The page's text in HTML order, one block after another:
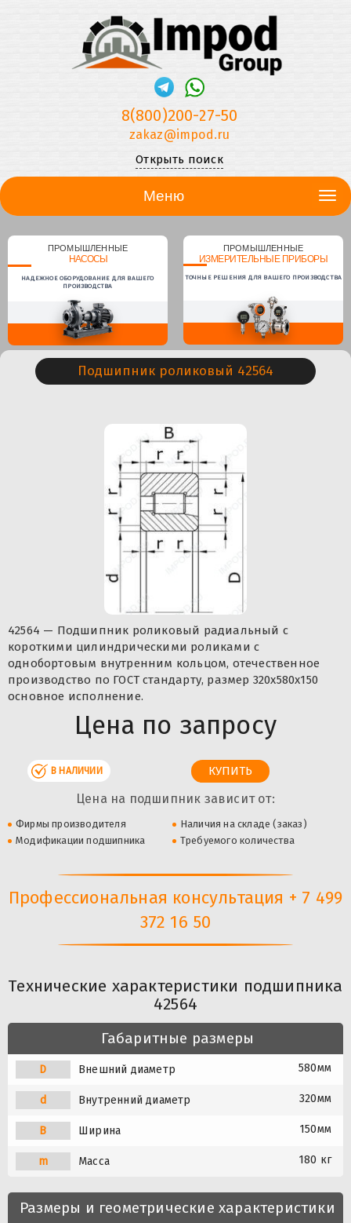
8(800)200-27-50
zakaz@impod.ru
Открыть поиск
Меню
ПРОМЫШЛЕННЫЕ
НАСОСЫ
НАДЕЖНОЕ ОБОРУДОВАНИЕ ДЛЯ ВАШЕГО
ПРОИЗВОДСТВА
ПРОМЫШЛЕННЫЕ
ИЗМЕРИТЕЛЬНЫЕ ПРИБОРЫ
ТОЧНЫЕ РЕШЕНИЯ ДЛЯ ВАШЕГО ПРОИЗВОДСТВА
Подшипник роликовый 42564
42564 — Подшипник роликовый радиальный с
короткими цилиндрическими роликами с
однобортовым внутренним кольцом, отечественное
производство по ГОСТ стандарту, размер 320x580x150
основное исполнение.
Цена по запросу
В НАЛИЧИИ
Цена на подшипник зависит от:
Фирмы производителя
Наличия на складе (заказ)
Модификации подшипника
Требуемого количества
Профессиональная консультация + 7 499
372 16 50
Технические характеристики подшипника
42564
Габаритные размеры
D Внешний диаметр 580мм
d Внутренний диаметр 320мм
B Ширина 150мм
m Масса 180 кг
Размеры и геометрические характеристики